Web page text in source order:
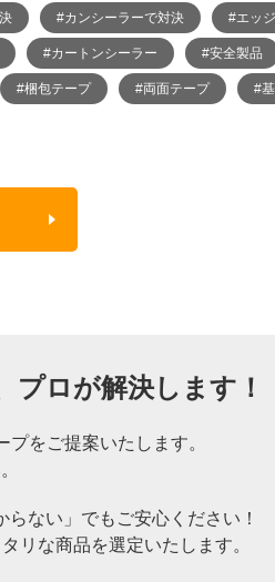
#カンシーラーで対決 #エッ
#カートンシーラー #安全製品
#梱包テープ #両面テープ #
プロが解決します！
プをご提案いたします。
ない」でもご安心ください！
タリな商品を選定いたします。